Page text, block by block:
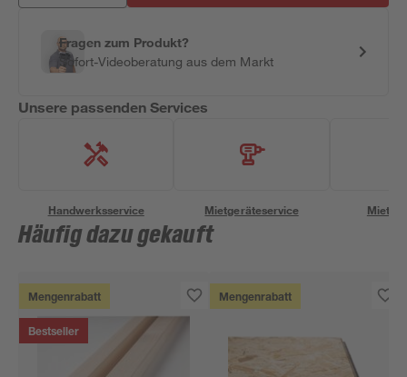
Fragen zum Produkt?
Sofort-Videoberatung aus dem Markt
Unsere passenden Services
Handwerksservice Mietgeräteservice
Häufig dazu gekauft
Mengenrabatt
Bestseller
Mengenrabatt